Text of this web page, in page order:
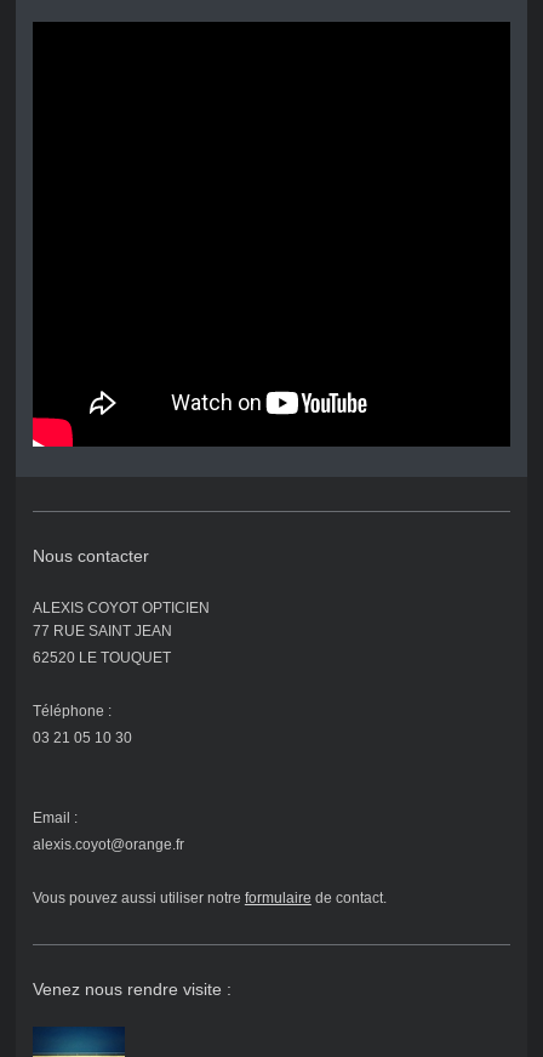
Nous contacter
ALEXIS COYOT OPTICIEN
77 RUE SAINT JEAN
62520 LE TOUQUET
Téléphone :
03 21 05 10 30
Email :
alexis.coyot@orange.fr
Vous pouvez aussi utiliser notre formulaire de contact.
Venez nous rendre visite :